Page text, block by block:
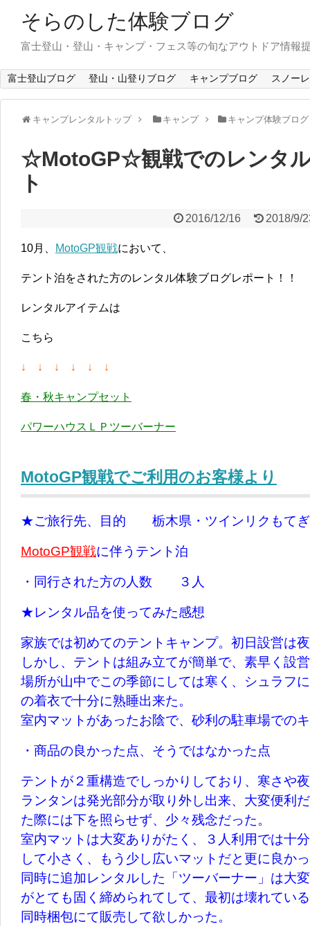
そらのした体験ブログ
富士登山・登山・キャンプ・フェス等の旬なアウトドア情報
富士登山ブログ 登山・山登りブログ キャンプブログ スノー
キャンプレンタルトップ キャンプ キャンプ体験ブロ
☆MotoGP☆観戦でのレンタ
ト
2016/12/16 2018/9/
10月、 MotoGP観戦において、
テント泊をされた方のレンタル体験ブログレポート！！
レンタルアイテムは
こちら
↓ ↓ ↓ ↓ ↓ ↓
春・秋キャンプセット
パワーハウスＬＰツーバーナー
MotoGP観戦でご利用のお客様より
★ご旅行先、目的 栃木県・ツインリクもてぎ
MotoGP観戦に伴うテント泊
・同行された方の人数 ３人
★レンタル品を使ってみた感想
家族では初めてのテントキャンプ。初日設営は
しかし、テントは組み立てが簡単で、素早く設
場所が山中でこの季節にしては寒く、シュラフ
の着衣で十分に熟睡出来た。
室内マットがあったお陰で、砂利の駐車場での
・商品の良かった点、そうではなかった点
テントが２重構造でしっかりしており、寒さや
ランタンは発光部分が取り外し出来、大変便利
た際には下を照らせず、少々残念だった。
室内マットは大変ありがたく、３人利用では十
して小さく、もう少し広いマットだと更に良か
同時に追加レンタルした「ツーバーナー」は大
がとても固く締められてして、最初は壊れてい
同時梱包にて販売して欲しかった。